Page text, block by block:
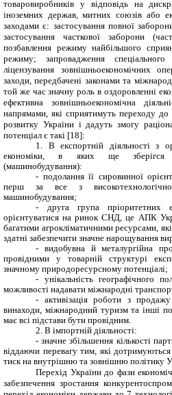
товаровиробників у відповідь на
іноземних держав, митних союзів або
заходами є: застосування повної
застосування часткової заборони
позбавлення режиму найбільшого
режиму; запровадження
ліцензування зовнішньоекономічних
заходи, передбачені законами та
той же час значну роль в оздоровленні
ефективна зовнішньоекономічна
напрямами, які сприятимуть переходу до
розвитку України і дадуть змогу
потенціал є такі [18]:
1. В експортній діяльності з
економіки, в яких ще зберігся
(машинобудування):
- подолання її сировинної
перш за все з
машинобудування;
- друга група пріоритетних
орієнтуватися на ринок СНД, це АПК
багатими агрокліматичними ресурсами,
здатні забезпечити значне нарощування
- видобувна й металургійна
провідними у товарній структурі
значному природоресурсному потенціалі;
- унікальність географічного
можливості надавати міжнародні
- активізація роботи з
винаходи, міжнародний туризм та інші
має всі підстави бути провідним.
2. В імпортній діяльності:
- значне збільшення кількості
віддаючи перевагу тим, які
тиск на внутрішню та зовнішню політику
Перехід України до фази
забезпечення зростання